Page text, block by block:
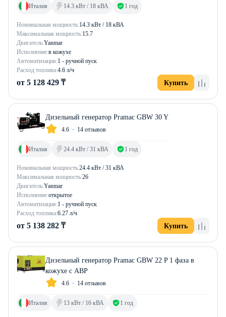
Номинальная мощность:14.3 кВт / 18 кВА
Максимальная мощность:15.7
Двигатель:Yanmar
Исполнение:в кожухе
Автоматизация:1 - ручной пуск
Расход топлива:4.6 л/ч
Италия 14.3 кВт / 18 кВА 1 год
от 5 128 429 ₸ Купить
Дизельный генератор Pramac GBW 30 Y
4.6 14 отзывов
Номинальная мощность:24.4 кВт / 31 кВА
Максимальная мощность:26
Двигатель:Yanmar
Исполнение:открытое
Автоматизация:1 - ручной пуск
Расход топлива:6.27 л/ч
Италия 24.4 кВт / 31 кВА 1 год
от 5 138 282 ₸ Купить
Дизельный генератор Pramac GBW 22 P 1 фаза в
кожухе с АВР
4.6 14 отзывов
Италия 13 кВт / 16 кВА 1 год